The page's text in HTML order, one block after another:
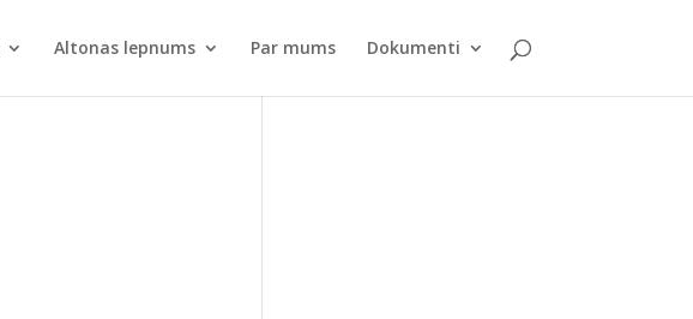
Altonas lepnums Par mums Dokumenti